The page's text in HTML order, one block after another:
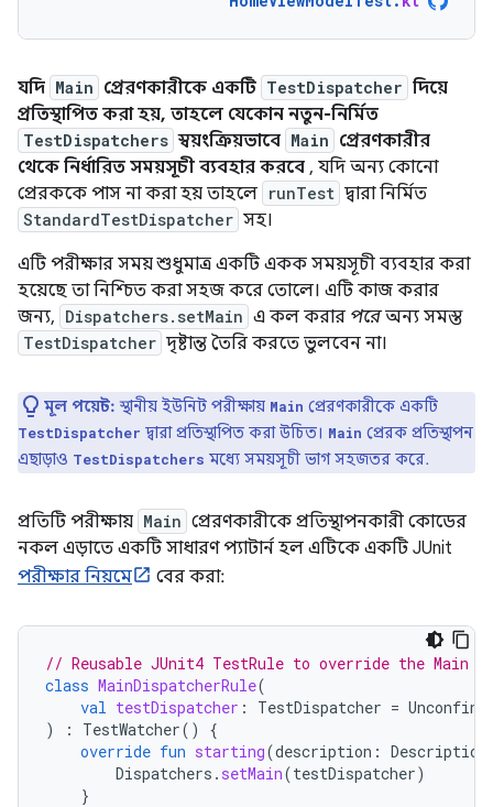
যদি Main প্রেরণকারীকে একটি TestDispatcher দিয়ে
প্রতিস্থাপিত করা হয়, তাহলে যেকোন নতুন-নির্মিত
TestDispatchers স্বয়ংক্রিয়ভাবে Main প্রেরণকারীর
থেকে নির্ধারিত সময়সূচী ব্যবহার করবে , যদি অন্য কোনো
প্রেরককে পাস না করা হয় তাহলে runTest দ্বারা নির্মিত
StandardTestDispatcher সহ।
এটি পরীক্ষার সময় শুধুমাত্র একটি একক সময়সূচী ব্যবহার করা
হয়েছে তা নিশ্চিত করা সহজ করে তোলে। এটি কাজ করার
জন্য, Dispatchers.setMain এ কল করার পরেঅন্য সমস্ত
TestDispatcher দৃষ্টান্ত তৈরি করতে ভুলবেন না।
মূল পয়েন্ট: স্থানীয় ইউনিট পরীক্ষায় Main প্রেরণকারীকে একটি
TestDispatcher দ্বারা প্রতিস্থাপিত করা উচিত। Main প্রেরক প্রতিস্থাপন
এছাড়াও TestDispatchers মধ্যে সময়সূচী ভাগ সহজতর করে.
প্রতিটি পরীক্ষায় Main প্রেরণকারীকে প্রতিস্থাপনকারী কোডের
নকল এড়াতে একটি সাধারণ প্যাটার্ন হল এটিকে একটি JUnit
পরীক্ষার নিয়মে
বের করা:
// Reusable JUnit4 TestRule to override the Main
class MainDispatcherRule(
val testDispatcher : TestDispatcher =
)
: TestWatcher()
{
override fun starting(description : Description
Dispatchers . setMain(testDispatcher)
}